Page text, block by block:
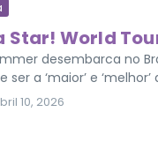
Star! World
desembarca no
a ‘maior’ e
10, 2026